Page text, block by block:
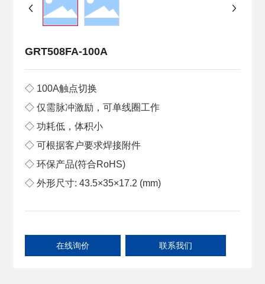
GRT508FA-100A
◇ 100A触点切换
◇ 仅需脉冲激励，可单线圈工作
◇ 功耗低，体积小
◇ 可根据客户要求焊接附件
◇ 环保产品(符合RoHS)
◇ 外形尺寸: 43.5×35×17.2 (mm)
在线询价 联系我们